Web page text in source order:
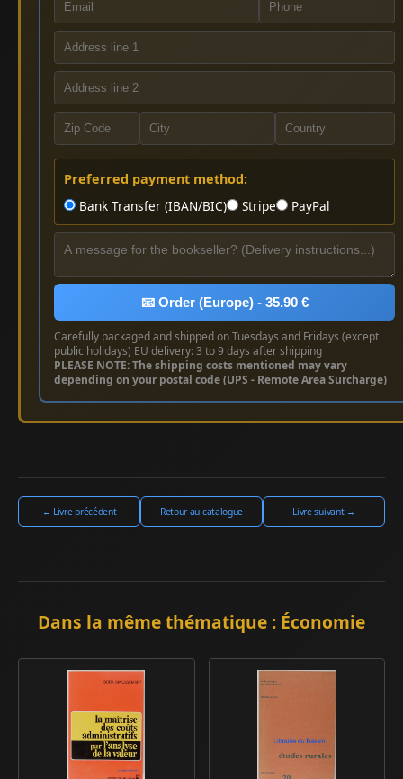
Preferred payment method:
Bank Transfer (IBAN/BIC)
Stripe PayPal
📧 Order (Europe) - 35.90 €
Carefully packaged and shipped on Tuesdays and Fridays (except
public holidays) EU delivery: 3 to 9 days after shipping
PLEASE NOTE: The shipping costs mentioned may vary
depending on your postal code (UPS - Remote Area Surcharge)
← Livre précédent Retour au catalogue Livre suivant →
Dans la même thématique : Économie